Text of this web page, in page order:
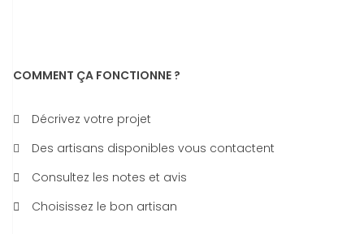
COMMENT ÇA FONCTIONNE ?
Décrivez votre projet
Des artisans disponibles vous contactent
Consultez les notes et avis
Choisissez le bon artisan